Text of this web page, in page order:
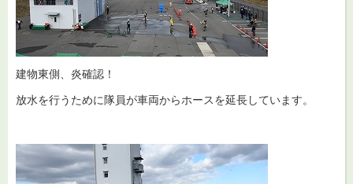
建物東側、炎確認！
放水を行うために隊員が車両からホースを延長しています。